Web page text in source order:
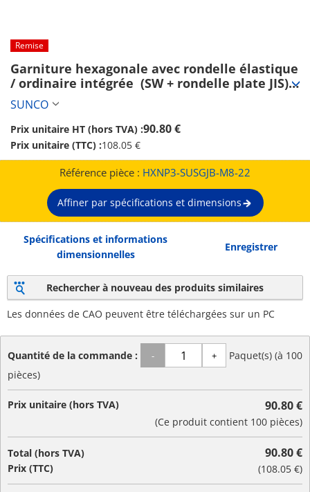
Remise
Garniture hexagonale avec rondelle élastique
/ ordinaire intégrée  (SW + rondelle plate JIS)
【1 à 2,000 pièces】 (HXNP3-SUSGJB-M8-22)
SUNCO
Prix unitaire HT (hors TVA) :90.80 €
Prix unitaire (TTC) :108.05 €
Référence pièce : HXNP3-SUSGJB-M8-22
Affiner par spécifications et dimensions
Spécifications et informations
dimensionnelles
Enregistrer
Rechercher à nouveau des produits similaires
Les données de CAO peuvent être téléchargées sur un PC
Quantité de la commande : - +
Paquet(s) (à 100
pièces)
Prix unitaire (hors TVA) 90.80 €
(Ce produit contient 100 pièces)
Total (hors TVA)
Prix (TTC)
90.80 €
(108.05 €)